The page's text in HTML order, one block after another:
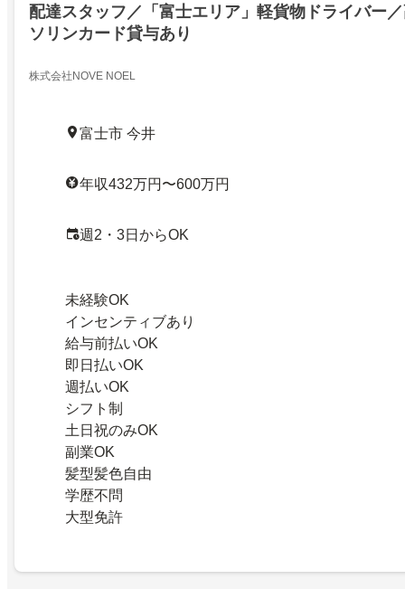
配達スタッフ／「富士エリア」軽貨物ドライバー
ソリンカード貸与あり
株式会社NOVE NOEL
富士市 今井
年収432万円〜600万円
週2・3日からOK
未経験OK
インセンティブあり
給与前払いOK
即日払いOK
週払いOK
シフト制
土日祝のみOK
副業OK
髪型髪色自由
学歴不問
大型免許